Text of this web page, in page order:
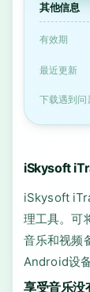
其他信息
有效期
最近更新
下载遇到问
iSkysoft
iSkysoft
理工具。可
音乐和视频
Android设
享受音乐没